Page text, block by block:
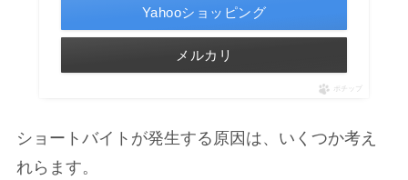
Yahooショッピング
メルカリ
ポチップ
ショートバイトが発生する原因は、いくつか考え
れらます。